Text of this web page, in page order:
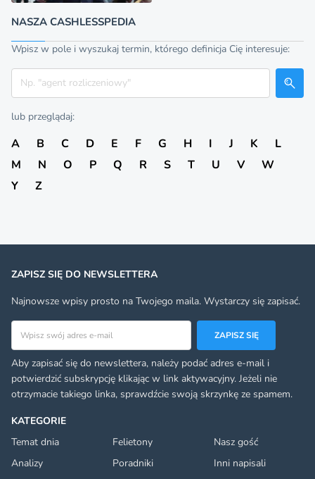
NASZA CASHLESSPEDIA
Wpisz w pole i wyszukaj termin, którego definicja Cię interesuje:
Szukaj
lub przeglądaj:
A B C D E F G H I J K
L
M
N O P Q R S T U V
W
Y
Z
KATEGORIE
Temat dnia
Felietony
Nasz gość
Analizy
Poradniki Inni napisali
ZAPISZ SIĘ DO NEWSLETTERA
Najnowsze wpisy prosto na Twojego maila. Wystarczy się zapisać.
ZAPISZ SIĘ
Aby zapisać się do newslettera, należy podać adres e-mail i
potwierdzić subskrypcję klikając w link aktywacyjny. Jeżeli nie
otrzymacie takiego linka, sprawdźcie swoją skrzynkę ze spamem.